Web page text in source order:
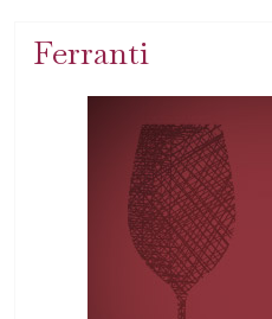
Ferranti